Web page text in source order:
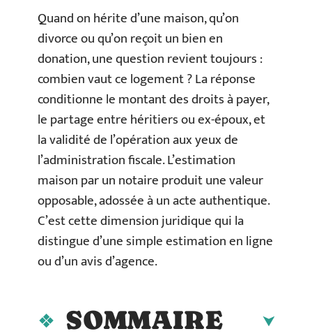
Quand on hérite d’une maison, qu’on
divorce ou qu’on reçoit un bien en
donation, une question revient toujours :
combien vaut ce logement ? La réponse
conditionne le montant des droits à payer,
le partage entre héritiers ou ex-époux, et
la validité de l’opération aux yeux de
l’administration fiscale. L’estimation
maison par un notaire produit une valeur
opposable, adossée à un acte authentique.
C’est cette dimension juridique qui la
distingue d’une simple estimation en ligne
ou d’un avis d’agence.
SOMMAIRE